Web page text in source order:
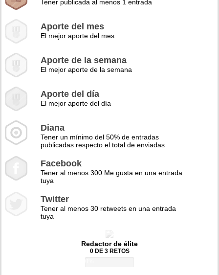
Tener publicada al menos 1 entrada
Aporte del mes
El mejor aporte del mes
Aporte de la semana
El mejor aporte de la semana
Aporte del día
El mejor aporte del día
Diana
Tener un mínimo del 50% de entradas
publicadas respecto el total de enviadas
Facebook
Tener al menos 300 Me gusta en una entrada
tuya
Twitter
Tener al menos 30 retweets en una entrada
tuya
Redactor de élite
0 DE 3 RETOS